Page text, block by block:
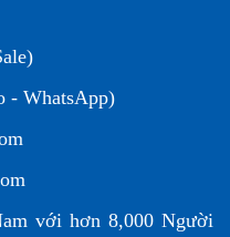
- WhatsApp)
với hơn 8,000 Người